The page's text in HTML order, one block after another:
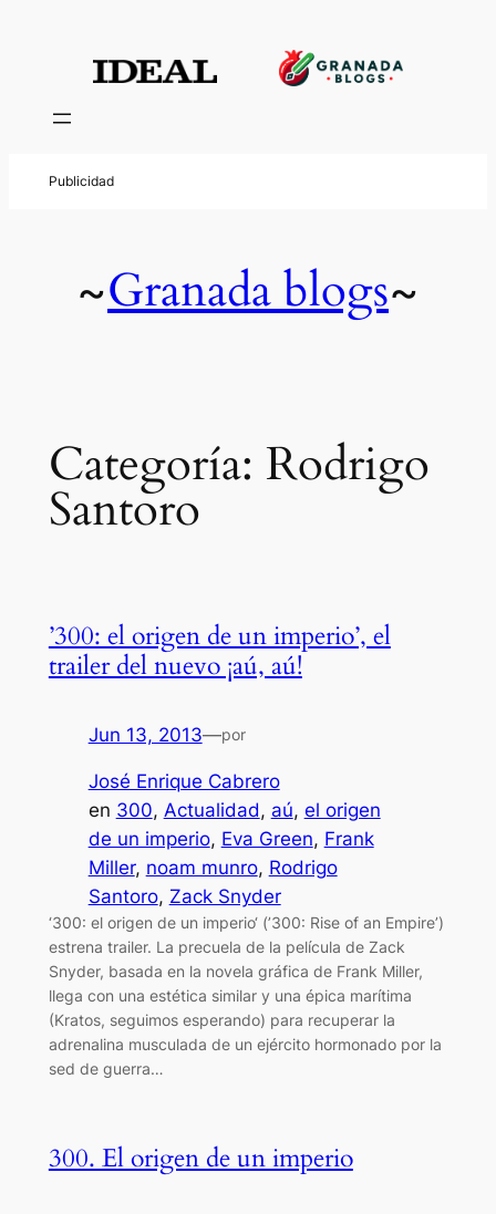
contenido
~Granada blogs~
Categoría: Rodrigo
Santoro
’300: el origen de un imperio’, el
trailer del nuevo ¡aú, aú!
Jun 13, 2013—por
José Enrique Cabrero
en 300, Actualidad, aú, el origen
de un imperio, Eva Green, Frank
Miller, noam munro, Rodrigo
Santoro, Zack Snyder
‘300: el origen de un imperio‘ (’300: Rise of an Empire’)
estrena trailer. La precuela de la película de Zack
Snyder, basada en la novela gráfica de Frank Miller,
llega con una estética similar y una épica marítima
(Kratos, seguimos esperando) para recuperar la
adrenalina musculada de un ejército hormonado por la
sed de guerra…
300. El origen de un imperio